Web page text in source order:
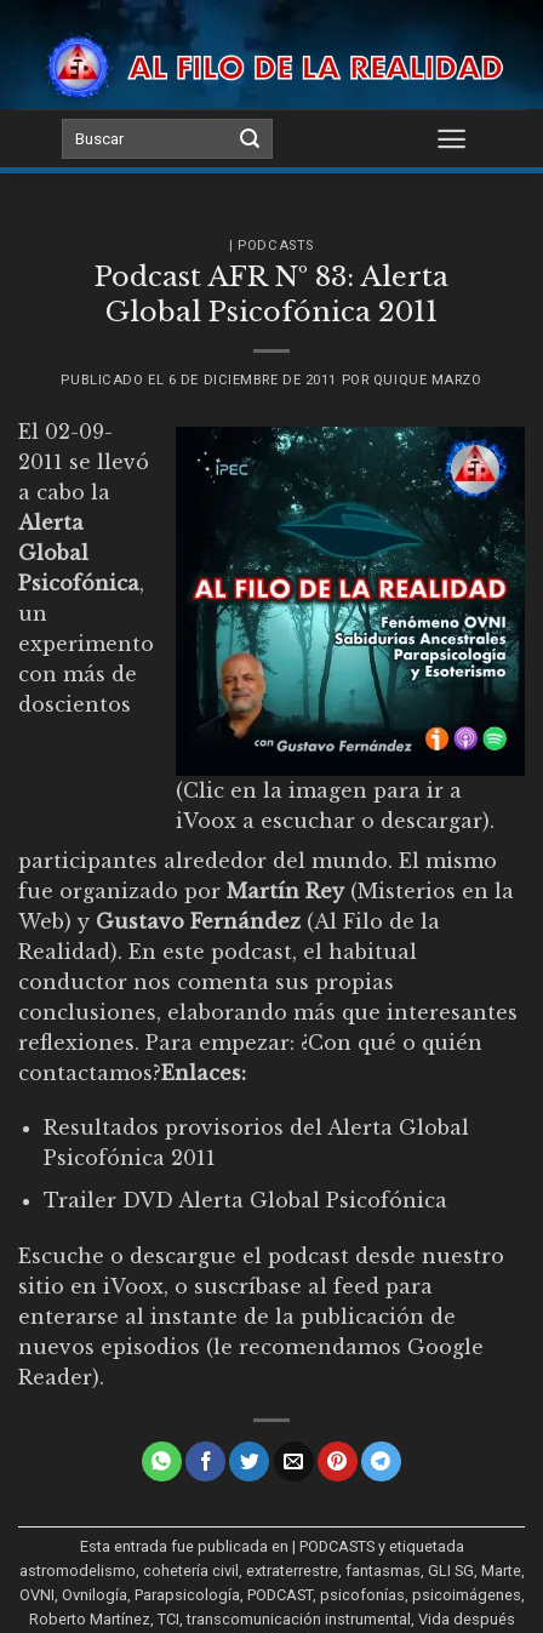
content
| PODCASTS
Podcast AFR Nº 83: Alerta
Global Psicofónica 2011
PUBLICADO EL 6 DE DICIEMBRE DE 2011 POR QUIQUE MARZO
(Clic en la imagen para ir a
iVoox a escuchar o descargar).
El 02-09-
2011 se llevó
a cabo la
Alerta
Global
Psicofónica,
un
experimento
con más de
doscientos
participantes alrededor del mundo. El mismo
fue organizado por Martín Rey(Misterios en la
Web) y Gustavo Fernández (Al Filo de la
Realidad). En este podcast, el habitual
conductor nos comenta sus propias
conclusiones, elaborando más que interesantes
reflexiones. Para empezar: ¿Con qué o quién
contactamos?Enlaces:
Resultados provisorios del Alerta Global
Psicofónica 2011
Trailer DVD Alerta Global Psicofónica
Escuche o descargue el podcast desde nuestro
sitio en iVoox, o suscríbase al feed para
enterarse al instante de la publicación de
nuevos episodios (le recomendamos Google
Reader).
Esta entrada fue publicada en | PODCASTSy etiquetada
astromodelismo, cohetería civil , extraterrestre, fantasmas, GLI SG, Marte,
OVNI, Ovnilogía, Parapsicología, PODCAST, psicofonías, psicoimágenes,
Roberto Martínez, TCI,transcomunicación instrumental , Vida después